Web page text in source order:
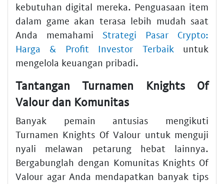
kebutuhan digital mereka. Penguasaan item
dalam game akan terasa lebih mudah saat
Anda memahami Strategi Pasar Crypto:
Harga & Profit Investor Terbaikuntuk
mengelola keuangan pribadi.
Tantangan Turnamen Knights Of
Valour dan Komunitas
Banyak pemain antusias mengikuti
Turnamen Knights Of Valour untuk menguji
nyali melawan petarung hebat lainnya.
Bergabunglah dengan Komunitas Knights Of
Valour agar Anda mendapatkan banyak tips